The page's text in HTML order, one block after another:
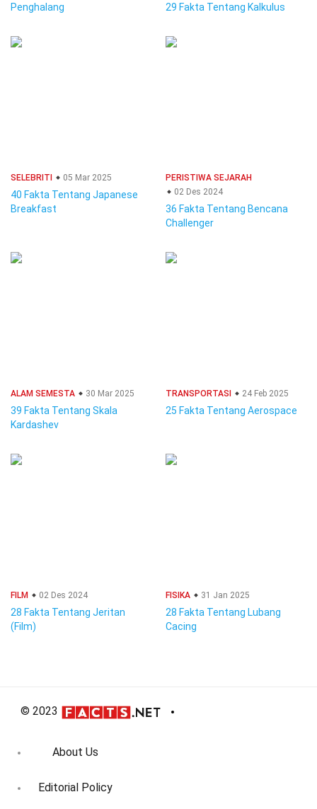
Penghalang
29 Fakta Tentang Kalkulus
SELEBRITI 05 Mar 2025
40 Fakta Tentang Japanese
Breakfast
PERISTIWA SEJARAH
02 Des 2024
36 Fakta Tentang Bencana
Challenger
ALAM SEMESTA 30 Mar 2025
39 Fakta Tentang Skala
Kardashev
TRANSPORTASI 24 Feb 2025
25 Fakta Tentang Aerospace
FILM 02 Des 2024
28 Fakta Tentang Jeritan
(Film)
FISIKA 31 Jan 2025
28 Fakta Tentang Lubang
Cacing
© 2023
About Us
Editorial Policy